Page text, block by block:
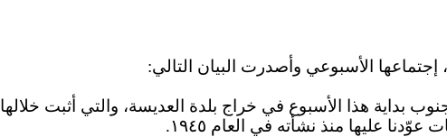
إجتماعها الأسبوعي وأصدرت البيان التالي:
بداية هذا الأسبوع في خراج بلدة العديسة، والتي أثبت
عليها منذ نشأته في العام ١٩٤٥
.